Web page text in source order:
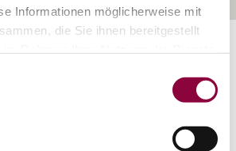
Informationen möglicherweise mit
die Sie ihnen bereitgestellt
Süd nach Nord